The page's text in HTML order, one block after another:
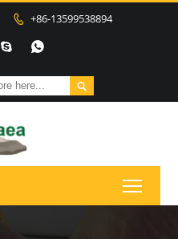
 +86-13599538894
 
